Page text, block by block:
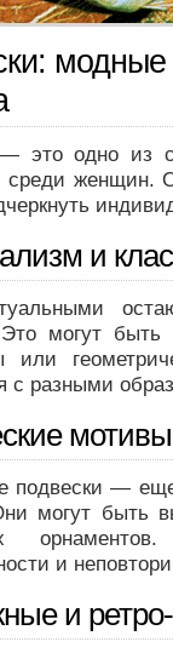
модные
— это одно из
среди женщин.
и
Это могут
или
с разными
мотивы
подвески —
могут быть
и
и